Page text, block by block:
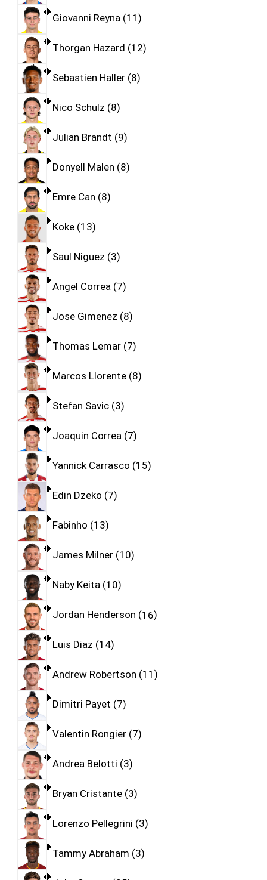
Giovanni Reyna 11
Thorgan Hazard 12
Sebastien Haller 8
Nico Schulz 8
Julian Brandt 9
Donyell Malen 8
Emre Can 8
Koke 13
Saul Niguez 3
Angel Correa 7
Jose Gimenez 8
Thomas Lemar 7
Marcos Llorente 8
Stefan Savic 3
Joaquin Correa 7
Yannick Carrasco 15
Edin Dzeko 7
Fabinho 13
James Milner 10
Naby Keita 10
Jordan Henderson 16
Luis Diaz 14
Andrew Robertson 11
Dimitri Payet 7
Valentin Rongier 7
Andrea Belotti 3
Bryan Cristante 3
Lorenzo Pellegrini 3
Tammy Abraham 3